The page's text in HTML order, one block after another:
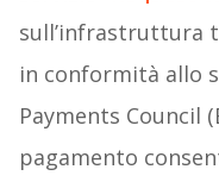
sull’infrastruttura
in conformità allo
Payments Council
pagamento